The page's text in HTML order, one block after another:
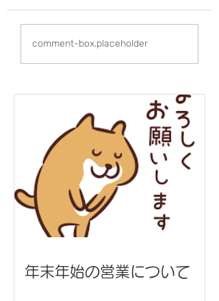
グッズ各種/ぬちまーす
様
comment-box.placeholder
年末年始の営業について